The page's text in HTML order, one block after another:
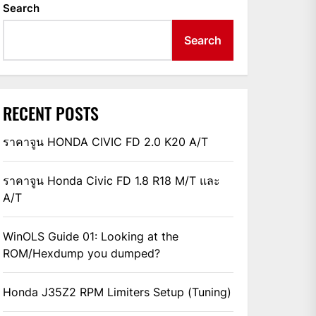
Search
Search
RECENT POSTS
ราคาจูน HONDA CIVIC FD 2.0 K20 A/T
ราคาจูน Honda Civic FD 1.8 R18 M/T และ
A/T
WinOLS Guide 01: Looking at the
ROM/Hexdump you dumped?
Honda J35Z2 RPM Limiters Setup (Tuning)